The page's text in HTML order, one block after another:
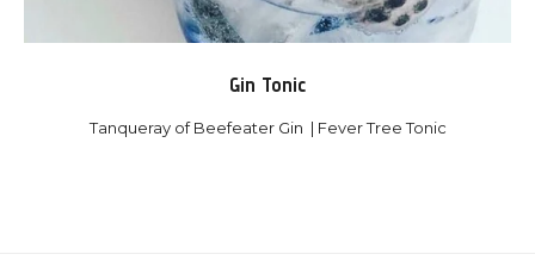
Gin Tonic
Tanqueray of Beefeater Gin | Fever Tree Tonic